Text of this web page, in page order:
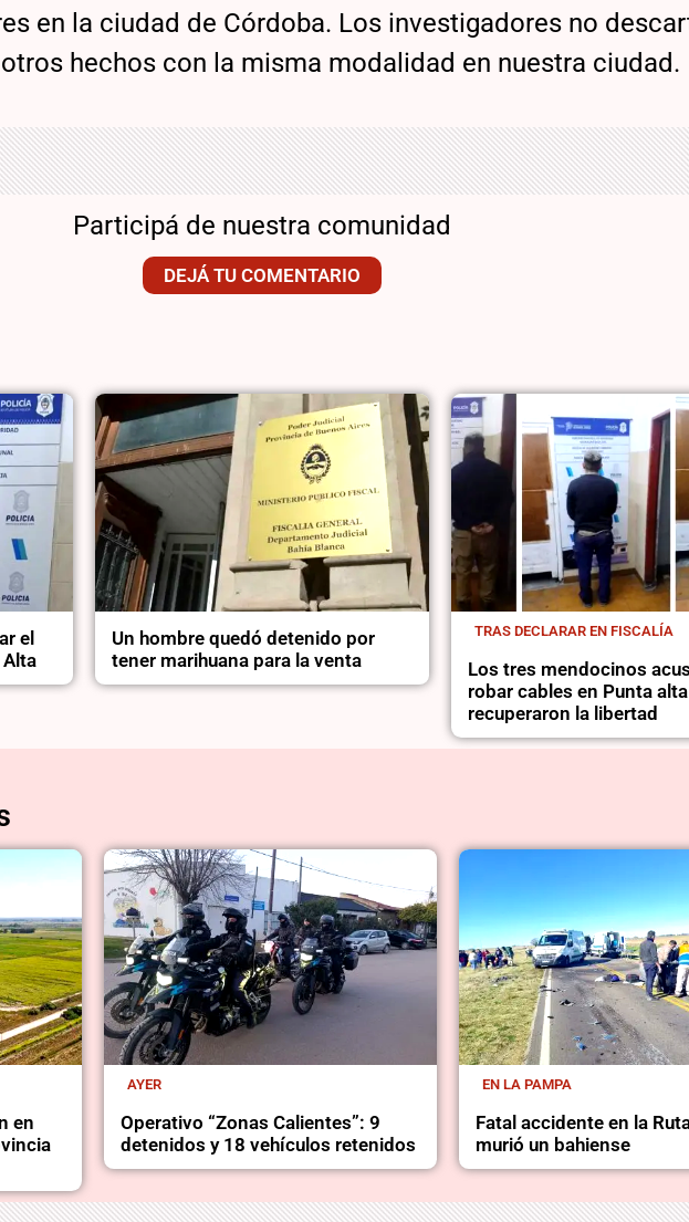
en la ciudad de Córdoba. Los investigadores no
hechos con la misma modalidad en nuestra ciudad.
Participá de nuestra comunidad
DEJÁ TU COMENTARIO
el
Alta
Un hombre quedó detenido por
tener marihuana para la venta
TRAS DECLARAR EN FISCALÍA
Los tres mendocinos
robar cables en Punta alta
recuperaron la libertad
en
AYER
Operativo “Zonas Calientes”: 9
detenidos y 18 vehículos retenidos
EN LA PAMPA
Fatal accidente en la
murió un bahiense